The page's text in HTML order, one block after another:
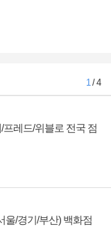
1/ 4
프레드/위블로 전국 점
울/경기/부산) 백화점